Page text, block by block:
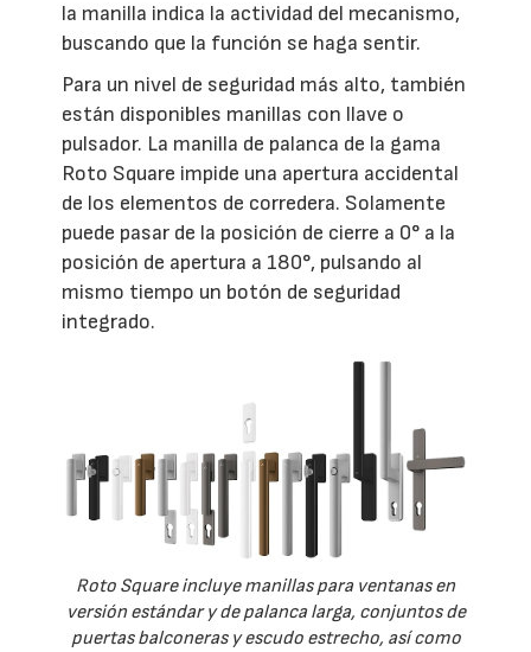
la manilla indica la actividad del mecanismo,
buscando que la función se haga sentir.
Para un nivel de seguridad más alto, también
están disponibles manillas con llave o
pulsador. La manilla de palanca de la gama
Roto Square impide una apertura accidental
de los elementos de corredera. Solamente
puede pasar de la posición de cierre a 0° a la
posición de apertura a 180°, pulsando al
mismo tiempo un botón de seguridad
integrado.
Roto Square incluye manillas para ventanas en
versión estándar y de palanca larga, conjuntos de
puertas balconeras y escudo estrecho, así como